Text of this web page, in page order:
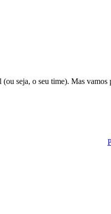
seja, o seu time). Mas vamos